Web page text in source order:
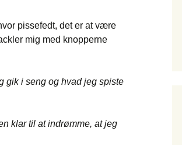
pissefedt, det er at være
mig med knopperne
gik i seng og hvad jeg spiste
klar til at indrømme, at jeg